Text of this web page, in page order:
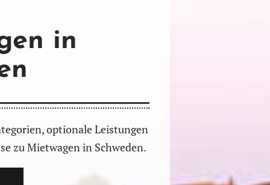
in
optionale Leistungen
zu Mietwagen in Schweden.